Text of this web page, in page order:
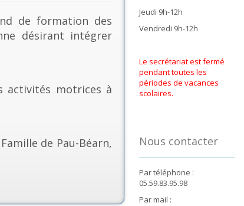
de formation des
désirant intégrer
activités motrices à
de Pau-Béarn,
Jeudi 9h-12h
Vendredi 9h-12h
Le secrétariat est fermé
pendant toutes les
périodes de vacances
scolaires.
Nous contacter
Par téléphone :
05.59.83.95.98
Par mail :